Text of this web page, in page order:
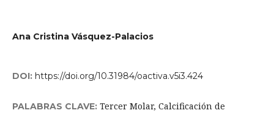
Ana Cristina Vásquez-Palacios
DOI: https://doi.org/10.31984/oactiva.v5i3.424
PALABRAS CLAVE: Tercer Molar, Calcificación de